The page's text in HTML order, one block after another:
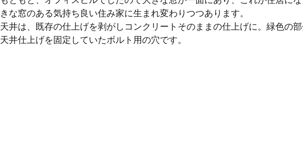
きな窓のある気持ち良い住み家に生まれ変わりつつあります。
天井は、既存の仕上げを剥がしコンクリートそのままの仕上げに。緑色の
天井仕上げを固定していたボルト用の穴です。